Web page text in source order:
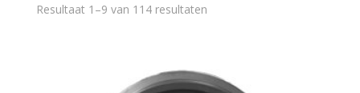
Resultaat 1–9 van 114 resultaten